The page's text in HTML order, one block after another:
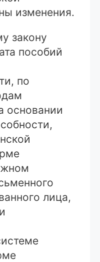
изменения.
закону
пособий
по
основании
лица,